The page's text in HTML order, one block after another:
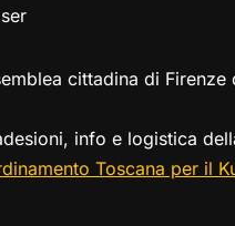
cittadina di
info e logistica
Toscana per il